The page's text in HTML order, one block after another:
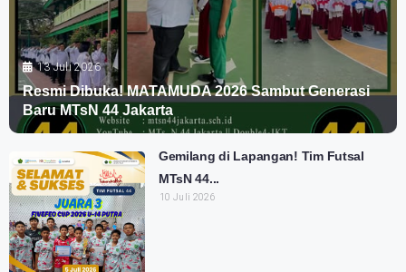
13 Juli 2026
Resmi Dibuka! MATAMUDA 2026 Sambut Generasi
Baru MTsN 44 Jakarta
Gemilang di Lapangan! Tim Futsal
MTsN 44...
10 Juli 2026